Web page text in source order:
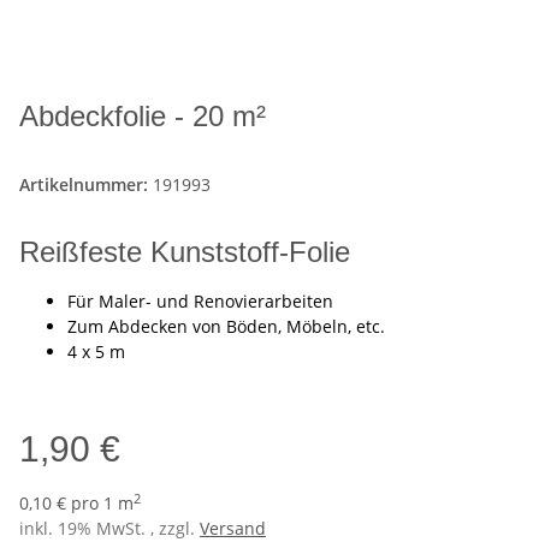
Abdeckfolie - 20 m²
Artikelnummer: 191993
Reißfeste Kunststoff-Folie
Für Maler- und Renovierarbeiten
Zum Abdecken von Böden, Möbeln, etc.
4 x 5 m
1,90 €
0,10 € pro 1 m2
inkl. 19% MwSt. , zzgl. Versand